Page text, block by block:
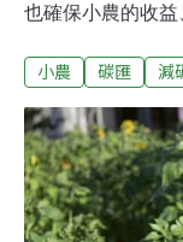
也確保小農的收
出「ESG綠色新
接向小農採購，
對小農的「生態
財務報導準則（
劇，小農首當其
小農 碳匯 減